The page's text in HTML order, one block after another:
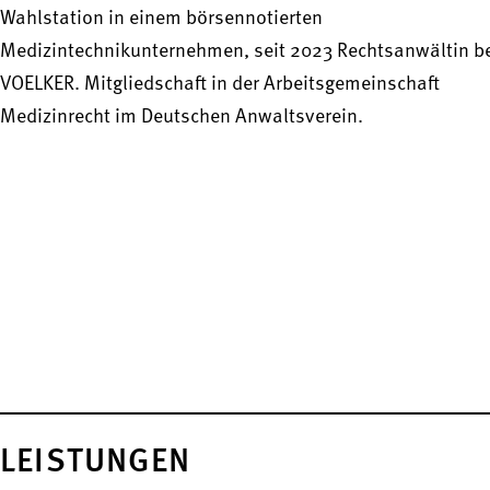
Wahlstation in einem börsennotierten
Medizintechnikunternehmen, seit 2023 Rechtsanwältin
VOELKER. Mitgliedschaft in der Arbeitsgemeinschaft
Medizinrecht im Deutschen Anwaltsverein.
LEISTUNGEN